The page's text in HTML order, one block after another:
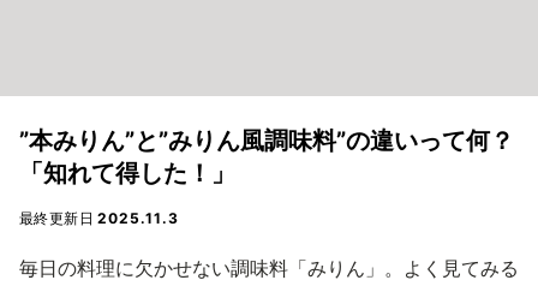
”本みりん”と”みりん風調味料”の違いって何？
「知れて得した！」
最終更新日2025.11.3
毎日の料理に欠かせない調味料「みりん」。よく見てみる